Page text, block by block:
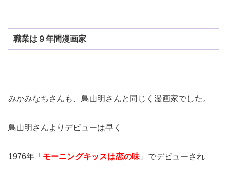
職業は９年間漫画家
みかみなちさんも、鳥山明さんと同じく漫画家でした。
鳥山明さんよりデビューは早く
1976年「 モーニングキッスは恋の味 」でデビューされ